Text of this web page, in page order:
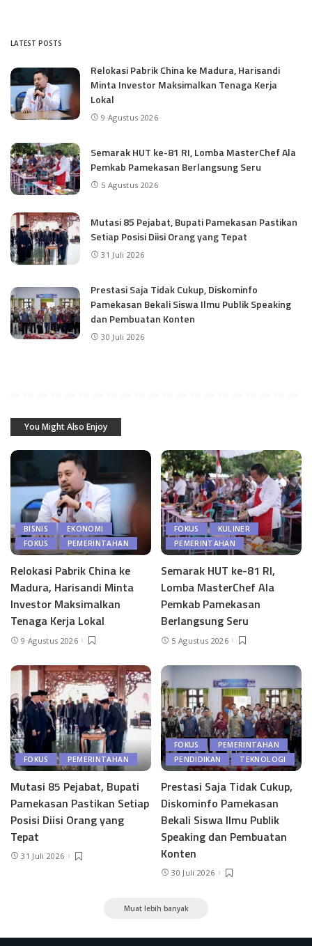
LATEST POSTS
Relokasi Pabrik China ke Madura, Harisandi
Minta Investor Maksimalkan Tenaga Kerja
Lokal
9 Agustus 2026
Semarak HUT ke-81 RI, Lomba MasterChef Ala
Pemkab Pamekasan Berlangsung Seru
5 Agustus 2026
Mutasi 85 Pejabat, Bupati Pamekasan Pastikan
Setiap Posisi Diisi Orang yang Tepat
31 Juli 2026
Prestasi Saja Tidak Cukup, Diskominfo
Pamekasan Bekali Siswa Ilmu Publik Speaking
dan Pembuatan Konten
30 Juli 2026
You Might Also Enjoy
BISNIS
EKONOMI
FOKUS
PEMERINTAHAN
Relokasi Pabrik China ke
Madura, Harisandi Minta
Investor Maksimalkan
Tenaga Kerja Lokal
9 Agustus 2026
FOKUS
KULINER
PEMERINTAHAN
Semarak HUT ke-81 RI,
Lomba MasterChef Ala
Pemkab Pamekasan
Berlangsung Seru
5 Agustus 2026
FOKUS PEMERINTAHAN
Mutasi 85 Pejabat, Bupati
Pamekasan Pastikan Setiap
Posisi Diisi Orang yang
Tepat
31 Juli 2026
FOKUS
PEMERINTAHAN
PENDIDIKAN
TEKNOLOGI
Prestasi Saja Tidak Cukup,
Diskominfo Pamekasan
Bekali Siswa Ilmu Publik
Speaking dan Pembuatan
Konten
30 Juli 2026
Muat lebih banyak